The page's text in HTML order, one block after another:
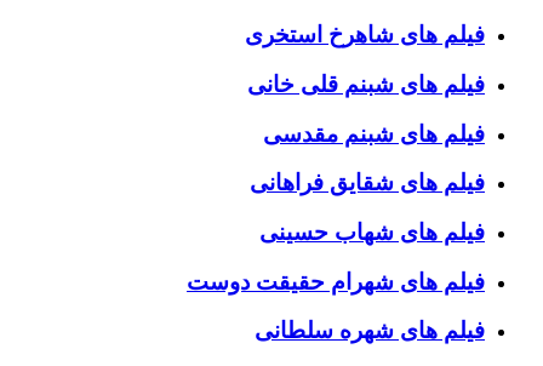
فیلم های شاهرخ استخری
فیلم های شبنم قلی خانی
فیلم های شبنم مقدسی
فیلم های شقایق فراهانی
فیلم های شهاب حسینی
فیلم های شهرام حقیقت دوست
فیلم های شهره سلطانی